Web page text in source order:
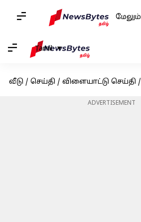
மேலும்
Tamil
வீடு / செய்தி / விளையாட்டு செய்தி /
ADVERTISEMENT